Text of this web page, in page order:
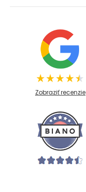
Zobraziť recenzie